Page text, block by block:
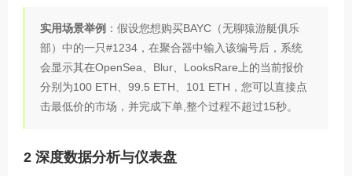
实用场景举例 ：假设您想购买BAYC（无聊猿游艇俱乐
部）中的一只#1234，在聚合器中输入该编号后，系统
会显示其在OpenSea、Blur、LooksRare上的当前报价
分别为100 ETH、99.5 ETH、101 ETH，您可以直接点
击最低价的市场，并完成下单,整个过程不超过15秒。
2 深度数据分析与仪表盘